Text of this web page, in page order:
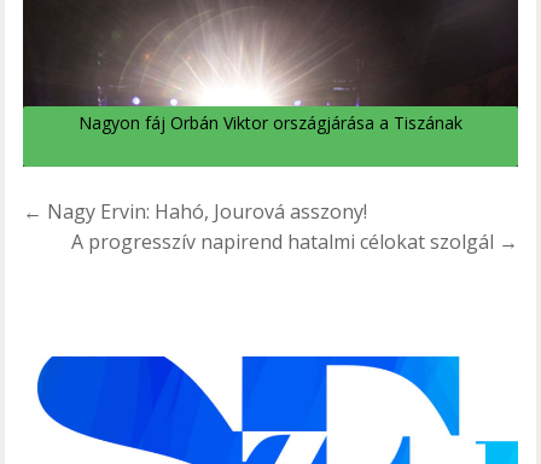
Nagyon fáj Orbán Viktor országjárása a Tiszának
Bejegyzés
navigáció
← Nagy Ervin: Hahó, Jourová asszony!
A progresszív napirend hatalmi célokat szolgál →